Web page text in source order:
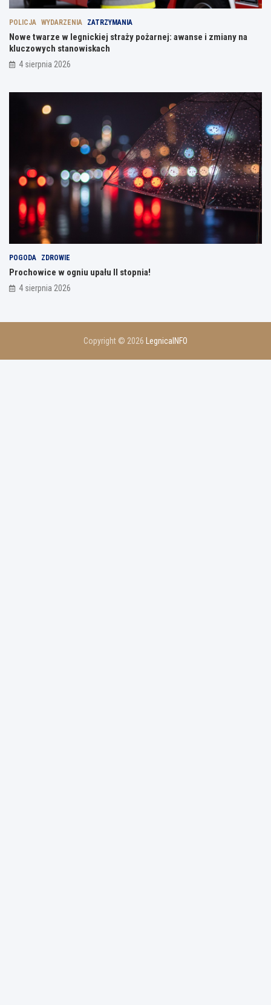
POLICJA WYDARZENIA ZATRZYMANIA
Nowe twarze w legnickiej straży pożarnej: awanse i zmiany na
kluczowych stanowiskach
4 sierpnia 2026
POGODA ZDROWIE
Prochowice w ogniu upału II stopnia!
4 sierpnia 2026
Copyright © 2026 LegnicaINFO